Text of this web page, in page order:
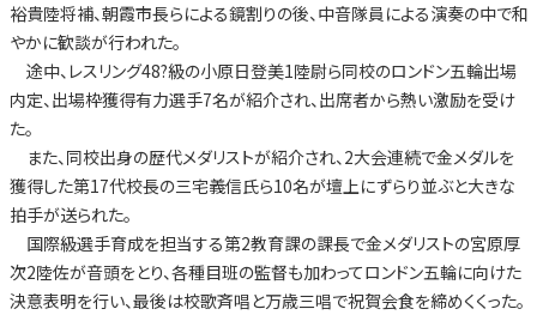
裕貴陸将補、朝霞市長らによる鏡割りの後、中音隊員による演奏の中で和
やかに歓談が行われた。
途中、レスリング48?級の小原日登美1陸尉ら同校のロンドン五輪出場
内定、出場枠獲得有力選手7名が紹介され、出席者から熱い激励を受け
た。
また、同校出身の歴代メダリストが紹介され、2大会連続で金メダルを
獲得した第17代校長の三宅義信氏ら10名が壇上にずらり並ぶと大きな
拍手が送られた。
国際級選手育成を担当する第2教育課の課長で金メダリストの宮原厚
次2陸佐が音頭をとり、各種目班の監督も加わってロンドン五輪に向けた
決意表明を行い、最後は校歌斉唱と万歳三唱で祝賀会食を締めくくった。